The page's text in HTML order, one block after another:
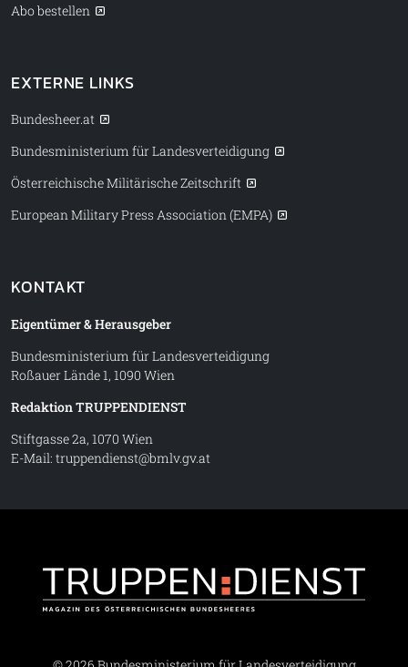
Abo bestellen
EXTERNE LINKS
Bundesheer.at
Bundesministerium für Landesverteidigung
Österreichische Militärische Zeitschrift
European Military Press Association (EMPA)
KONTAKT
Eigentümer & Herausgeber
Bundesministerium für Landesverteidigung
Roßauer Lände 1, 1090 Wien
Redaktion TRUPPENDIENST
Stiftgasse 2a, 1070 Wien
E-Mail: truppendienst@bmlv.gv.at